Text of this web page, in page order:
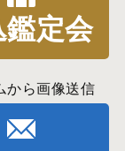
鑑定会
から画像送信